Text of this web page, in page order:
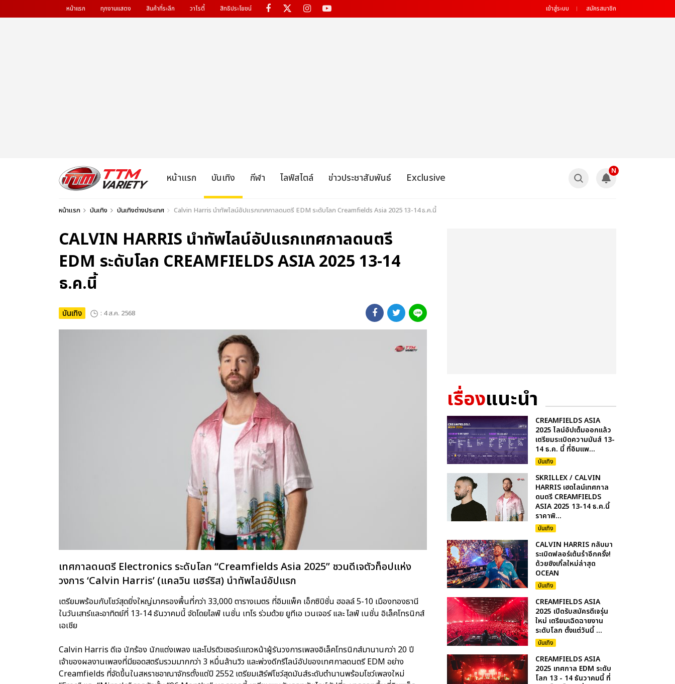
หน้าแรก ทุกงานแสดง สินค้าที่ระลึก วาไรตี้ สิทธิประโยชน์ เข้าสู่ระบบ สมัครสมาชิก
หน้าแรก บันเทิง กีฬา ไลฟ์สไตล์ ข่าวประชาสัมพันธ์ Exclusive
N
หน้าแรก บันเทิง บันเทิงต่างประเทศ Calvin Harris นำทัพไลน์อัปแรกเทศกาลดนตรี EDM ระดับโลก Creamfields Asia 2025 13-14 ธ.ค.นี้
CALVIN HARRIS นำทัพไลน์อัปแรกเทศกาลดนตรี
EDM ระดับโลก CREAMFIELDS ASIA 2025 13-14
ธ.ค.นี้
บันเทิง : 4 ส.ค. 2568
เทศกาลดนตรี Electronics ระดับโลก “Creamfields Asia 2025” ชวนดีเจตัวท็อปแห่ง
วงการ ‘Calvin Harris’ (แคลวิน แฮร์ริส) นำทัพไลน์อัปแรก
เตรียมพร้อมกับโชว์สุดยิ่งใหญ่มาครองพื้นที่กว่า 33,000 ตารางเมตร ที่อิมแพ็ค เอ็กซิบิชั่น ฮอลล์ 5-10 เมืองทองธานี
ในวันเสาร์และอาทิตย์ที่ 13-14 ธันวาคมนี้ จัดโดยไลฟ์ เนชั่น เทโร ร่วมด้วย ยูทีเอ เวนเจอร์ และ ไลฟ์ เนชั่น อิเล็คโทรนิกส์
เอเชีย
Calvin Harris ดีเจ นักร้อง นักแต่งเพลง และโปรดิวเซอร์เแถวหน้าผู้รันวงการเพลงอิเล็คโทรนิกส์มานานกว่า 20 ปี
เจ้าของผลงานเพลงที่มียอดสตรีมรวมมากกว่า 3 หมื่นล้านวิว และพ่วงดีกรีไลน์อัปของเทศกาลดนตรี EDM อย่าง
Creamfields ที่จัดขึ้นในสหราชอาณาจักรตั้งแต่ปี 2552 เตรียมเสิร์ฟโชว์สุดมันส์ระดับตำนานพร้อมโชว์เพลงใหม่
เรื่องแนะนำ
CREAMFIELDS ASIA
2025 ไลน์อัปเต็มออกแล้ว
เตรียมระเบิดความมันส์ 13-
14 ธ.ค. นี้ ที่อิมแพ...
บันเทิง
SKRILLEX / CALVIN
HARRIS เฮดไลน์เทศกาล
ดนตรี CREAMFIELDS
ASIA 2025 13-14 ธ.ค.นี้
ราคาพิ...
บันเทิง
CALVIN HARRIS กลับมา
ระเบิดฟลอร์เต้นรำอีกครั้ง!
ด้วยซิงเกิ้ลใหม่ล่าสุด
OCEAN
บันเทิง
CREAMFIELDS ASIA
2025 เปิดรับสมัครดีเจรุ่น
ใหม่ เตรียมเฉิดฉายงาน
ระดับโลก ตั้งแต่วันนี้ ...
บันเทิง
CREAMFIELDS ASIA
2025 เทศกาล EDM ระดับ
โลก 13 - 14 ธันวาคมนี้ ที่